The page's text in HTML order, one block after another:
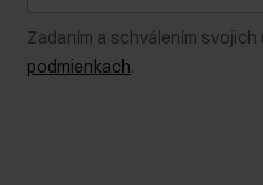
Zadaním a schválením
podmienkach.